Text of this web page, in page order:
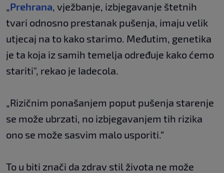
„Prehrana, vježbanje, izbjegavanje štetnih
tvari odnosno prestanak pušenja, imaju velik
utjecaj na to kako starimo. Međutim, genetika
je ta koja iz samih temelja određuje kako ćemo
stariti", rekao je Iadecola.
„Rizičnim ponašanjem poput pušenja starenje
se može ubrzati, no izbjegavanjem tih rizika
ono se može sasvim malo usporiti.“
To u biti znači da zdrav stil života ne može